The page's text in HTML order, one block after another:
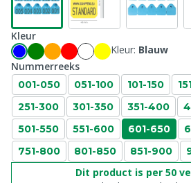
Kleur
Kleur: Blauw
Nummerreeks
001-050 051-100 101-150
251-300
301-350 351-400
501-550
551-600 601-650
751-800
801-850 851-900
Dit product is per 50